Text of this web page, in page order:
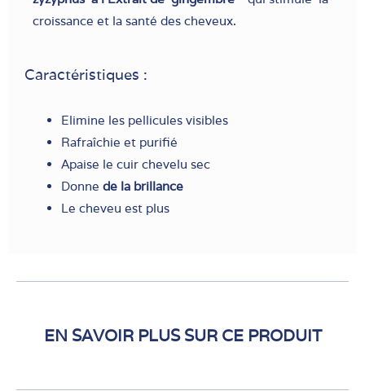
croissance et la santé des cheveux.
Caractéristiques :
Elimine les pellicules visibles
Rafraîchie et purifié
Apaise le cuir chevelu sec
Donne de la brillance
Le cheveu est plus
EN SAVOIR PLUS SUR CE PRODUIT